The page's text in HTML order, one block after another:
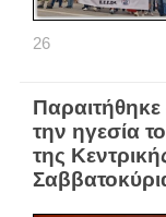
26
την ηγεσία
της